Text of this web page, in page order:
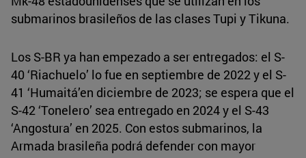
submarinos brasileños de las clases Tupi y Tikuna.
Los S-BR ya han empezado a ser entregados: el S-
40 ‘Riachuelo’ lo fue en septiembre de 2022 y el S-
41 ‘Humaitá’en diciembre de 2023; se espera que el
S-42 ‘Tonelero’ sea entregado en 2024 y el S-43
‘Angostura’ en 2025. Con estos submarinos, la
Armada brasileña podrá defender con mayor